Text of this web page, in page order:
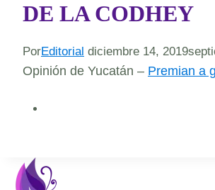
DE LA CODHEY
PorEditorial diciembre 14, 2019
Opinión de Yucatán – Premian a